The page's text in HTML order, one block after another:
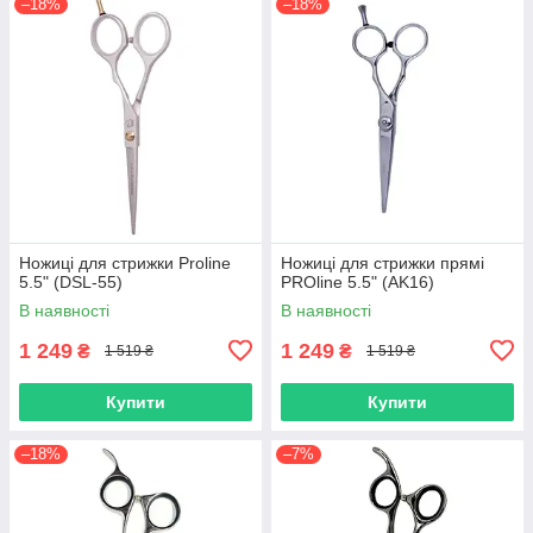
–18%
Ножиці для стрижки Proline
5.5" (DSL-55)
В наявності
1 249 ₴ 1 519 ₴
Купити
–18%
Ножиці для стрижки прямі
PROline 5.5" (AK16)
В наявності
1 249 ₴ 1 519 ₴
Купити
–18% –7%